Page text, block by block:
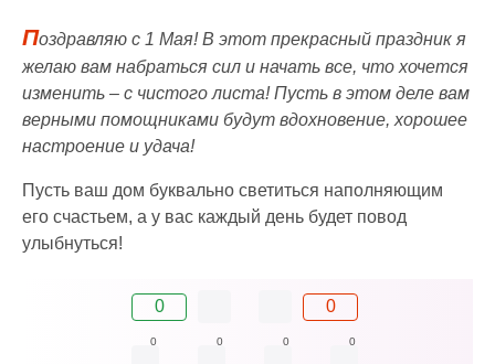
Поздравляю с 1 Мая! В этот прекрасный праздник я
желаю вам набраться сил и начать все, что хочется
изменить – с чистого листа! Пусть в этом деле вам
верными помощниками будут вдохновение, хорошее
настроение и удача!
Пусть ваш дом буквально светиться наполняющим
его счастьем, а у вас каждый день будет повод
улыбнуться!
0 0
0 0 0 0